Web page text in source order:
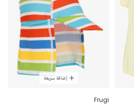
إضافة سريعة
Frugi